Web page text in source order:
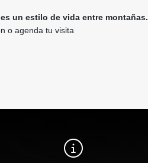
un estilo de vida entre montañas.
o agenda tu visita